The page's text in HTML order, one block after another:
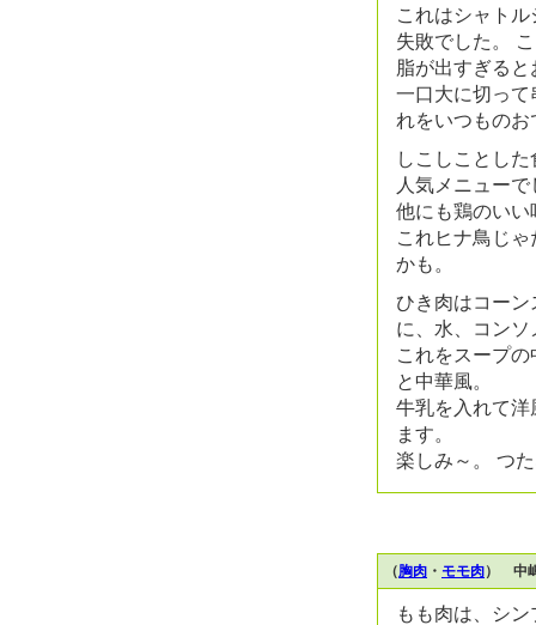
これはシャト
失敗でした。
脂が出すぎる
一口大に切っ
れをいつもの
しこしことし
人気メニューで
他にも鶏のい
これヒナ鳥じ
かも。
ひき肉はコー
に、水、コン
これをスープ
と中華風。
牛乳を入れて
ます。
楽しみ～。 つ
（胸肉 ・ モモ肉） 中
もも肉は、シ